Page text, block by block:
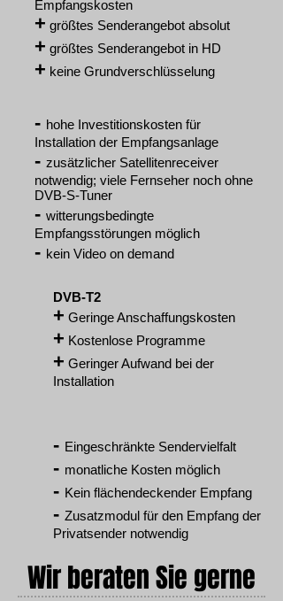
Empfangskosten
+ größtes Senderangebot absolut
+ größtes Senderangebot in HD
+ keine Grundverschlüsselung
- hohe Investitionskosten für
Installation der Empfangsanlage
- zusätzlicher Satellitenreceiver
notwendig; viele Fernseher noch ohne
DVB-S-Tuner
- witterungsbedingte
Empfangsstörungen möglich
- kein Video on demand
DVB-T2
+ Geringe Anschaffungskosten
+ Kostenlose Programme
+ Geringer Aufwand bei der
Installation
- Eingeschränkte Sendervielfalt
- monatliche Kosten möglich
- Kein flächendeckender Empfang
- Zusatzmodul für den Empfang der
Privatsender notwendig
Wir beraten Sie gerne